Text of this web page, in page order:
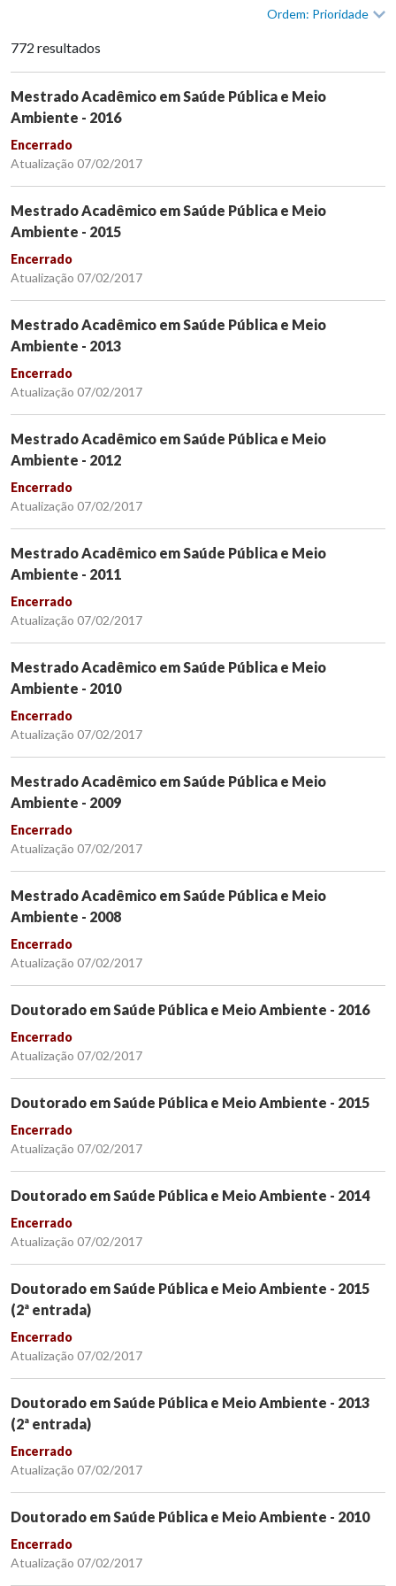
Ordem: Prioridade
772 resultados
Mestrado Acadêmico em Saúde Pública e Meio
Ambiente - 2016
Encerrado
Atualização 07/02/2017
Mestrado Acadêmico em Saúde Pública e Meio
Ambiente - 2015
Encerrado
Atualização 07/02/2017
Mestrado Acadêmico em Saúde Pública e Meio
Ambiente - 2013
Encerrado
Atualização 07/02/2017
Mestrado Acadêmico em Saúde Pública e Meio
Ambiente - 2012
Encerrado
Atualização 07/02/2017
Mestrado Acadêmico em Saúde Pública e Meio
Ambiente - 2011
Encerrado
Atualização 07/02/2017
Mestrado Acadêmico em Saúde Pública e Meio
Ambiente - 2010
Encerrado
Atualização 07/02/2017
Mestrado Acadêmico em Saúde Pública e Meio
Ambiente - 2009
Encerrado
Atualização 07/02/2017
Mestrado Acadêmico em Saúde Pública e Meio
Ambiente - 2008
Encerrado
Atualização 07/02/2017
Doutorado em Saúde Pública e Meio Ambiente - 2016
Encerrado
Atualização 07/02/2017
Doutorado em Saúde Pública e Meio Ambiente - 2015
Encerrado
Atualização 07/02/2017
Doutorado em Saúde Pública e Meio Ambiente - 2014
Encerrado
Atualização 07/02/2017
Doutorado em Saúde Pública e Meio Ambiente - 2015
(2ª entrada)
Encerrado
Atualização 07/02/2017
Doutorado em Saúde Pública e Meio Ambiente - 2013
(2ª entrada)
Encerrado
Atualização 07/02/2017
Doutorado em Saúde Pública e Meio Ambiente - 2010
Encerrado
Atualização 07/02/2017